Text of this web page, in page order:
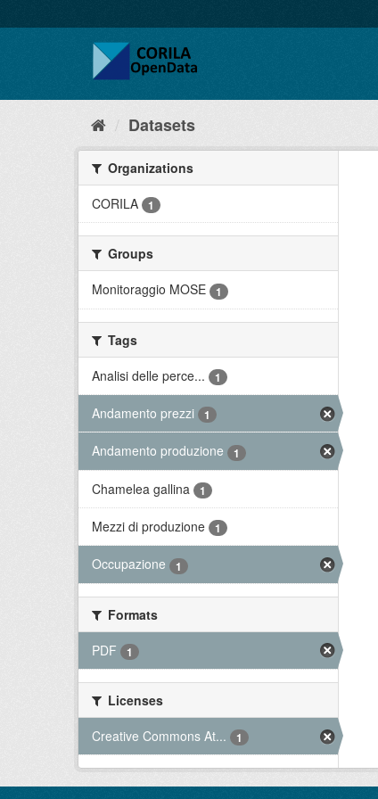
Datasets
Organizations
CORILA
1
Groups
Monitoraggio MOSE
1
Tags
Analisi delle perce...
1
Andamento prezzi 1
Andamento produzione 1
Chamelea gallina 1
Mezzi di produzione 1
Occupazione 1
Formats
PDF
1
Licenses
Creative Commons At...
1